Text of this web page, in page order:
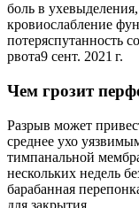
боль в
кровиослабление
потеряспутанность
рвота9 сент. 2021 г.
Чем грозит
Разрыв может
среднее ухо
тимпанальной
нескольких недель
барабанная
для закрытия.